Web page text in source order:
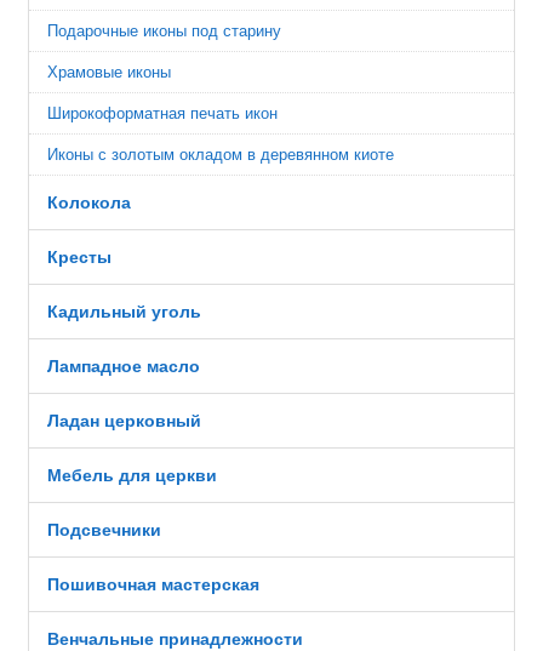
Подарочные иконы под старину
Храмовые иконы
Широкоформатная печать икон
Иконы с золотым окладом в деревянном киоте
Колокола
Кресты
Кадильный уголь
Лампадное масло
Ладан церковный
Мебель для церкви
Подсвечники
Пошивочная мастерская
Венчальные принадлежности